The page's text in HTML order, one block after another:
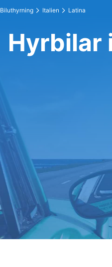
Biluthyrning Italien Latina
Hyrbilar